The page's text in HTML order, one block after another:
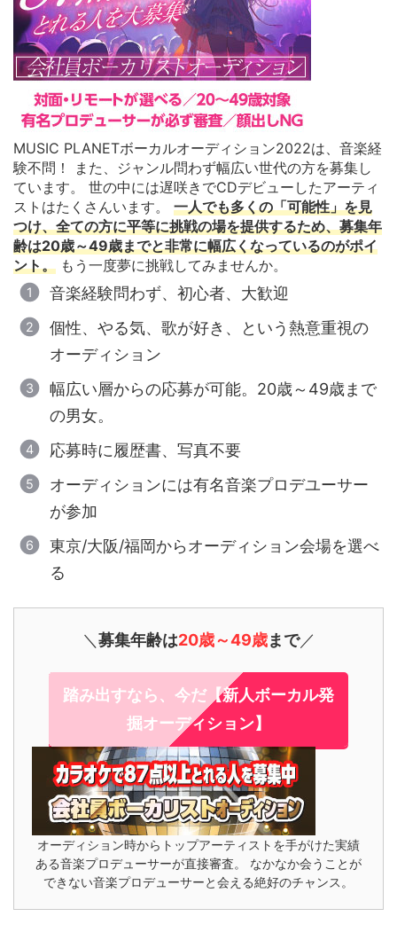
MUSIC PLANETボーカルオーディション2022は、音楽経
験不問！ また、ジャンル問わず幅広い世代の方を募集し
ています。 世の中には遅咲きでCDデビューしたアーティ
ストはたくさんいます。 一人でも多くの「可能性」を見
つけ、全ての方に平等に挑戦の場を提供するため、募集年
齢は20歳～49歳までと非常に幅広くなっているのがポイ
ント。 もう一度夢に挑戦してみませんか。
音楽経験問わず、初心者、大歓迎
個性、やる気、歌が好き、という熱意重視の
オーディション
幅広い層からの応募が可能。20歳～49歳まで
の男女。
応募時に履歴書、写真不要
オーディションには有名音楽プロデユーサー
が参加
東京/大阪/福岡からオーディション会場を選べ
る
＼ 募集年齢は20歳～49歳まで／
踏み出すなら、今だ【新人ボーカル発
掘オーディション】
オーディション時からトップアーティストを手がけた実績
ある音楽プロデューサーが直接審査。 なかなか会うことが
できない音楽プロデューサーと会える絶好のチャンス。